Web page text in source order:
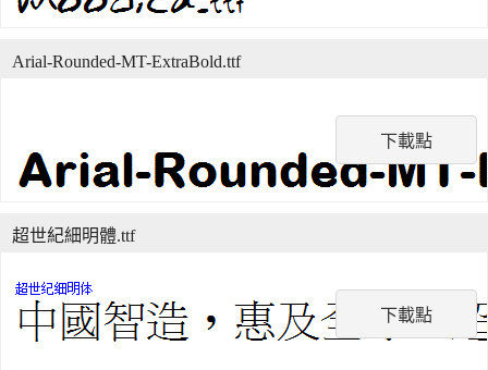
下載點
Arial-Rounded-MT-ExtraBold.ttf
下載點
超世紀細明體.ttf